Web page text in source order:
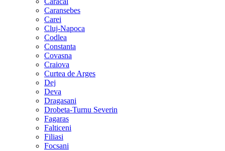
Caransebes
Carei
Cluj-Napoca
Codlea
Constanta
Covasna
Craiova
Curtea de Arges
Dej
Deva
Dragasani
Drobeta-Turnu Severin
Fagaras
Falticeni
Filiasi
Focsani